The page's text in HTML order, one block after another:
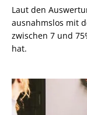
Laut den
ausnahmslos mit
zwischen 7 und
hat.